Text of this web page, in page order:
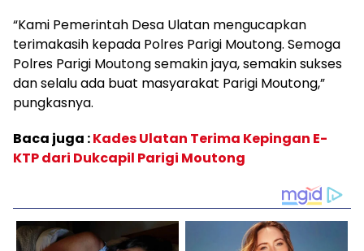
“Kami Pemerintah Desa Ulatan mengucapkan
terimakasih kepada Polres Parigi Moutong. Semoga
Polres Parigi Moutong semakin jaya, semakin sukses
dan selalu ada buat masyarakat Parigi Moutong,”
pungkasnya.
Baca juga :Kades Ulatan Terima Kepingan E-
KTP dari Dukcapil Parigi Moutong